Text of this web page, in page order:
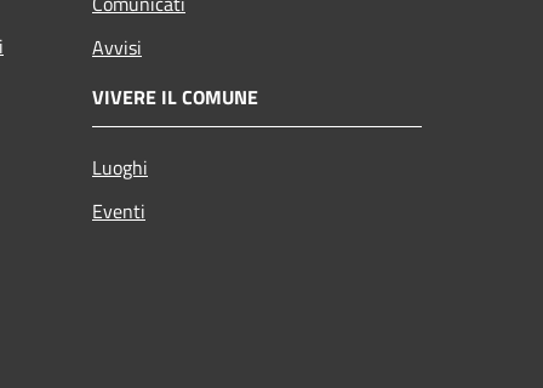
Avvisi
VIVERE IL COMUNE
Luoghi
Eventi